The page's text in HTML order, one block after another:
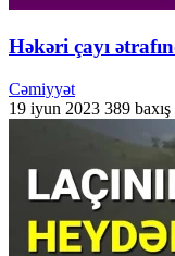
Həkəri çayı
Cəmiyyət
19 iyun 2023 389 baxış